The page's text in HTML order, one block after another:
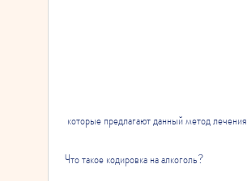
которые предлагают данный метод
Что такое кодировка на алкоголь?